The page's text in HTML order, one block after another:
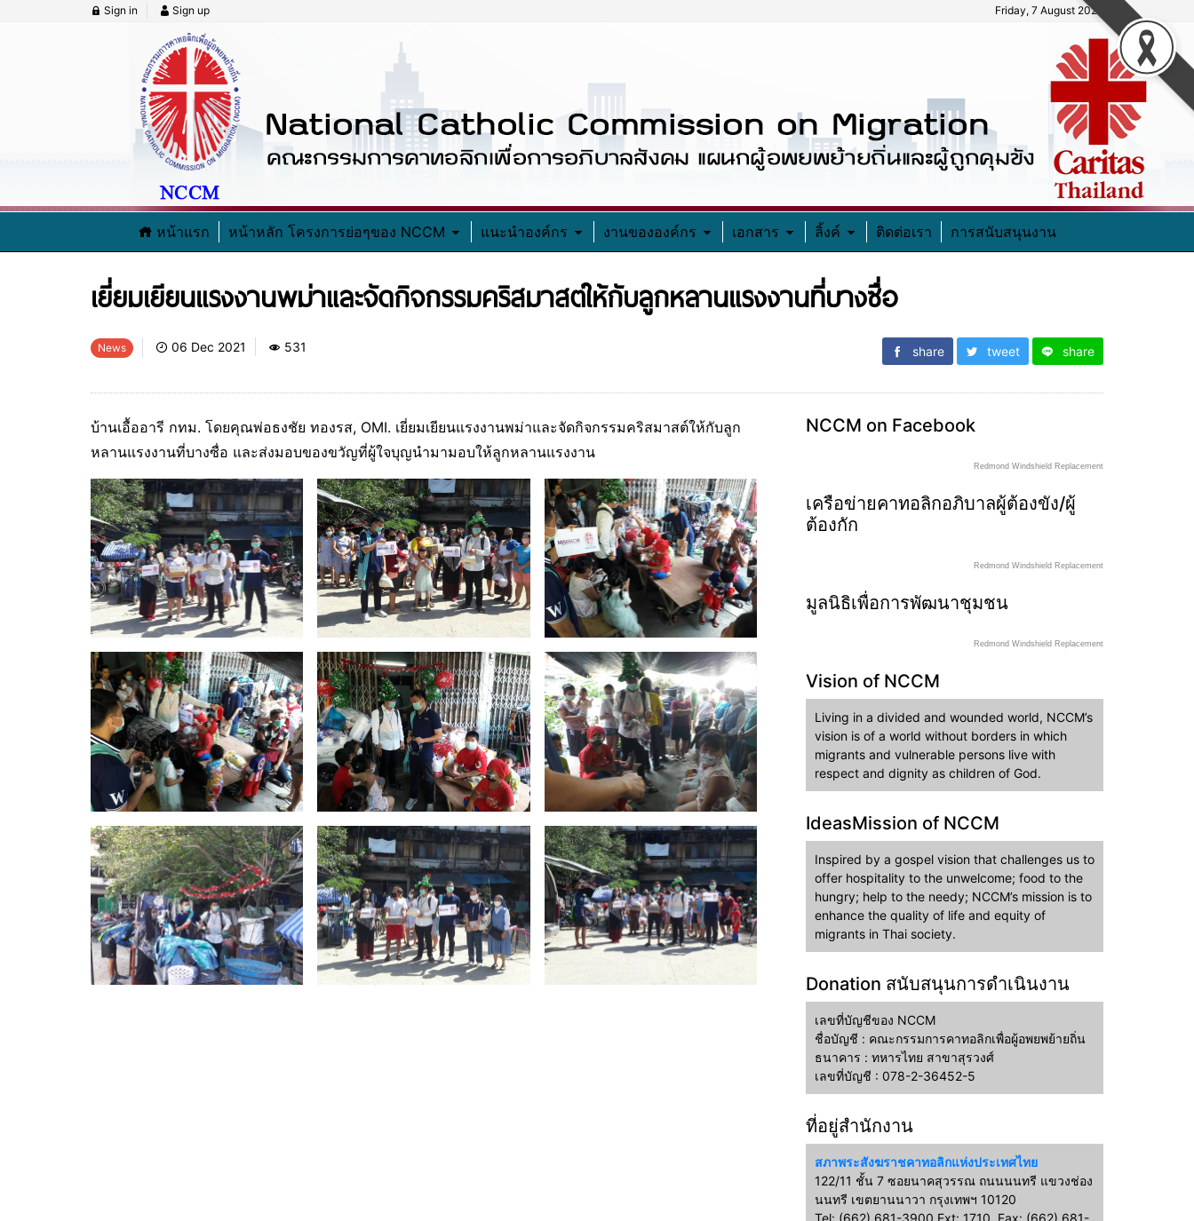
Sign in Sign up Friday, 7 August 2026
หน้าแรก หน้าหลัก โครงการย่อๆของ NCCM แนะนำองค์กร งานขององค์กร เอกสาร ลิ้งค์ ติดต่อเรา การสนับสนุนงาน
เยี่ยมเยียนแรงงานพม่าและจัดกิจกรรมคริสมาสต์ให้กับลูกหลานแรงงานที่บางซื่อ
News 06 Dec 2021 531 share tweet share
บ้านเอื้ออารี กทม. โดยคุณพ่อธงชัย ทองรส, OMI. เยี่ยมเยียนแรงงานพม่าและจัดกิจกรรมคริสมาสต์ให้กับลูก
หลานแรงงานที่บางซื่อ และส่งมอบของขวัญที่ผู้ใจบุญนำมามอบให้ลูกหลานแรงงาน
NCCM on Facebook
Redmond Windshield Replacement
เครือข่ายคาทอลิกอภิบาลผู้ต้องขัง/ผู้
ต้องกัก
Redmond Windshield Replacement
มูลนิธิเพื่อการพัฒนาชุมชน
Redmond Windshield Replacement
Vision of NCCM
Living in a divided and wounded world, NCCM’s
vision is of a world without borders in which
migrants and vulnerable persons live with
respect and dignity as children of God.
IdeasMission of NCCM
Inspired by a gospel vision that challenges us to
offer hospitality to the unwelcome; food to the
hungry; help to the needy; NCCM’s mission is to
enhance the quality of life and equity of
migrants in Thai society.
Donation สนับสนุนการดำเนินงาน
เลขที่บัญชีของ NCCM
ชื่อบัญชี : คณะกรรมการคาทอลิกเพื่อผู้อพยพย้ายถิ่น
ธนาคาร : ทหารไทย สาขาสุรวงศ์
เลขที่บัญชี : 078-2-36452-5
ที่อยู่สำนักงาน
สภาพระสังฆราชคาทอลิกแห่งประเทศไทย
122/11 ชั้น 7 ซอยนาคสุวรรณ ถนนนนทรี แขวงช่อง
นนทรี เขตยานนาวา กรุงเทพฯ 10120
Tel: (662) 681-3900 Ext: 1710, Fax: (662) 681-